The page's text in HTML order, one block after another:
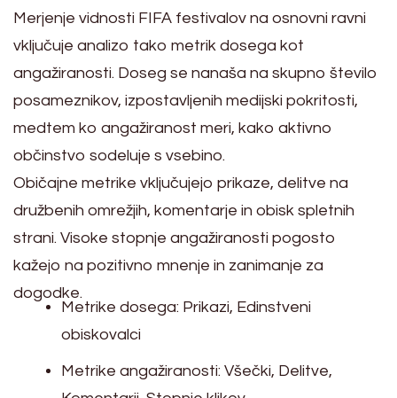
Merjenje vidnosti FIFA festivalov na osnovni ravni
vključuje analizo tako metrik dosega kot
angažiranosti. Doseg se nanaša na skupno število
posameznikov, izpostavljenih medijski pokritosti,
medtem ko angažiranost meri, kako aktivno
občinstvo sodeluje s vsebino.
Običajne metrike vključujejo prikaze, delitve na
družbenih omrežjih, komentarje in obisk spletnih
strani. Visoke stopnje angažiranosti pogosto
kažejo na pozitivno mnenje in zanimanje za
dogodke.
Metrike dosega: Prikazi, Edinstveni
obiskovalci
Metrike angažiranosti: Všečki, Delitve,